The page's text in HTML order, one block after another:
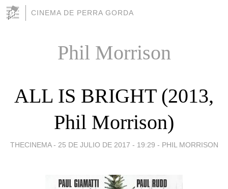
CINEMA DE PERRA GORDA
Phil Morrison
ALL IS BRIGHT (2013,
Phil Morrison)
THECINEMA - 25 DE JULIO DE 2017 - 19:29 - PHIL MORRISON